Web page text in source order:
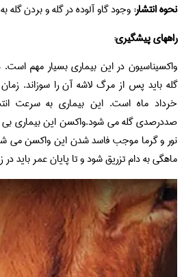
نحوه انتشار:وجود گاو آلوده در گله و بردن گله
راههای پیشگیری:
واکسیناسیون در این بیماری بسیار مهم
گله باید پس از مرگ لاشه آن را سوزاند. زمان
خرداد ماه است. این بیماری به سرعت
صددرصدی گله می شود.واکسن این بیماری بی
نور و گرما موجب فاسد شدن این واکسن می
ماهگی به دام تزریق شود و تا پایان عمر باید